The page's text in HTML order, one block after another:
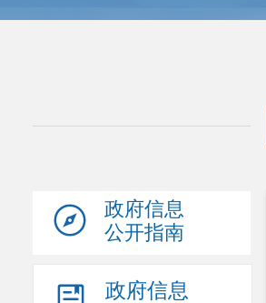
政府信息
公开指南
政府信息